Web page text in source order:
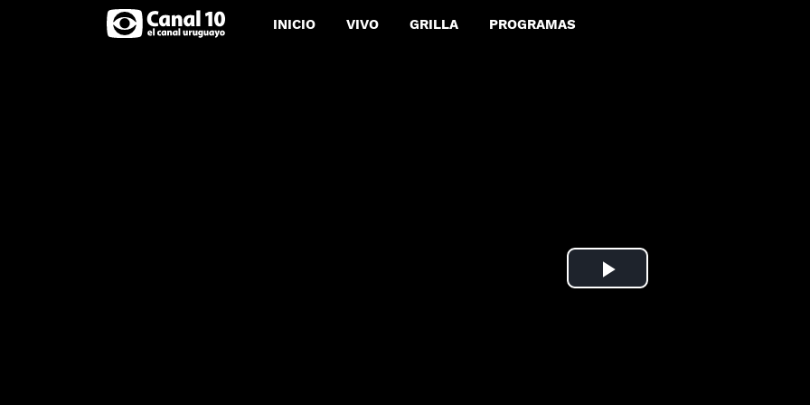
INICIO VIVO GRILLA PROGRAMAS
Play